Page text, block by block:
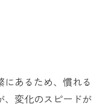
あるため、慣れる
、変化のスピードが